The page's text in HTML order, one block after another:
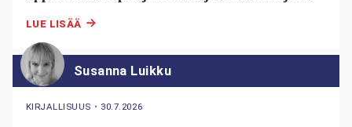
LUE LISÄÄ
Susanna Luikku
KIRJALLISUUS ・ 30.7.2026